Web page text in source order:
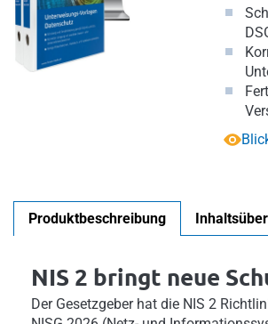
Produktbeschreibung
NIS 2 bringt neue
Der Gesetzgeber hat die NIS 2